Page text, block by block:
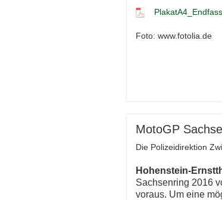
Foto: www.fotolia.de
MotoGP
Die Polizeidirektion
Hohenstein-
Sachsenring 2016
voraus. Um eine